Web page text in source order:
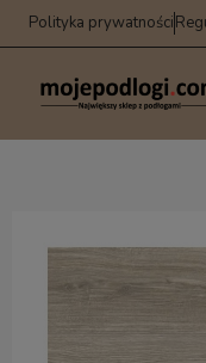
Polityka prywatności